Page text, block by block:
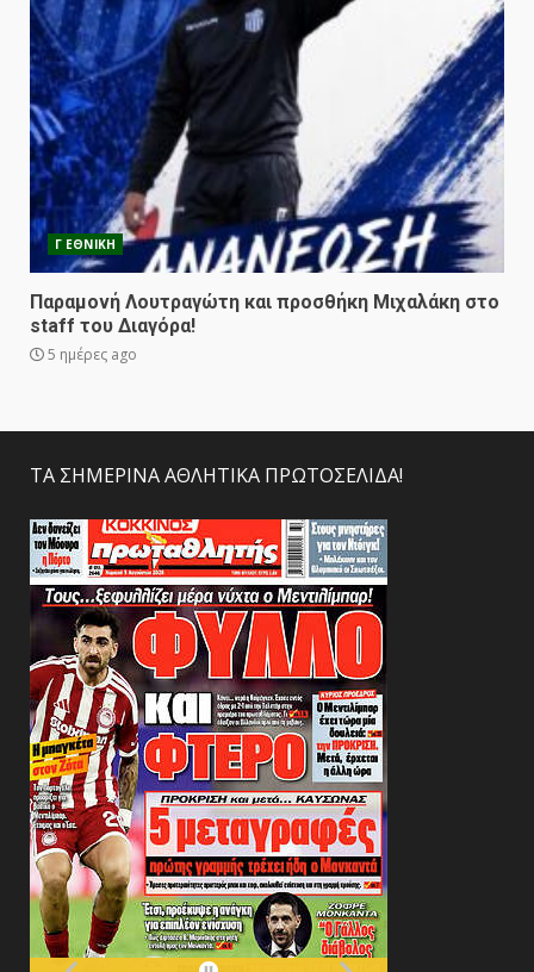
Γ ΕΘΝΙΚΗ
Παραμονή Λουτραγώτη και προσθήκη Μιχαλάκη στο
staff του Διαγόρα!
5 ημέρες ago
ΤΑ ΣΗΜΕΡΙΝΑ ΑΘΛΗΤΙΚΑ ΠΡΩΤΟΣΕΛΙΔΑ!